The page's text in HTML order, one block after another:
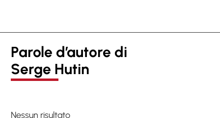
Parole d’autore di
Serge Hutin
Nessun risultato